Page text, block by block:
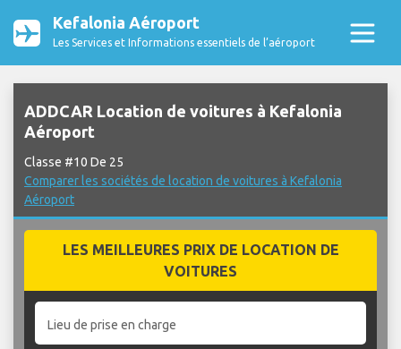
Kefalonia Aéroport
Les Services et Informations essentiels de l’aéroport
ADDCAR Location de voitures à Kefalonia
Aéroport
Classe #10 De 25
Comparer les sociétés de location de voitures à Kefalonia
Aéroport
LES MEILLEURES PRIX DE LOCATION DE
VOITURES
Lieu de prise en charge